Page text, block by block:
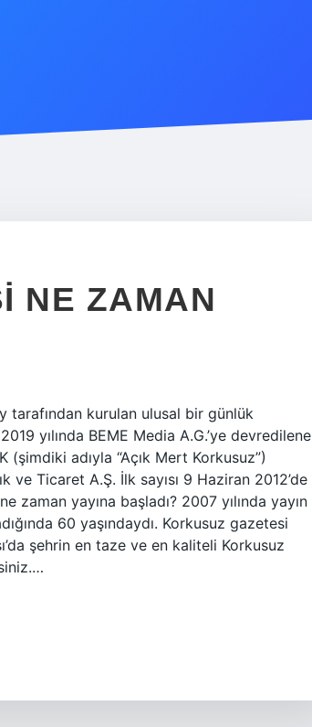
NE ZAMAN
tarafından kurulan ulusal bir günlük
yılında BEME Media A.G.’ye devredilene
(şimdiki adıyla “Açık Mert Korkusuz”)
ve Ticaret A.Ş. İlk sayısı 9 Haziran 2012’de
yayına başladı? 2007 yılında yayın
60 yaşındaydı. Korkusuz gazetesi
şehrin en taze ve en kaliteli Korkusuz